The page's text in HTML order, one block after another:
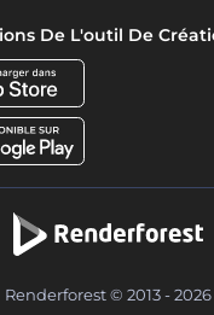
De L'outil De
Renderforest © 2013 - 2026